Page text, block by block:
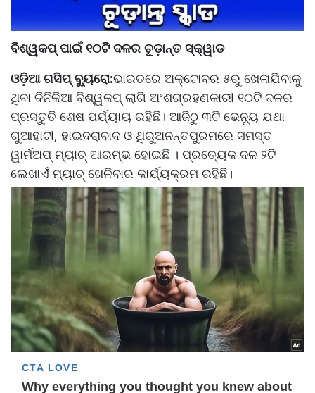
ବିଶ୍ୱକପ୍‌‌ ପାଇଁ ୧୦ଟି ଦଳର ଚୂଡ଼ାନ୍ତ ସ୍କ୍ୱାଡ
ଓଡ଼ିଆ ଗସିପ୍ ବ୍ୟୁରୋ:ଭାରତରେ ଅକ୍ଟୋବର ୫ରୁ ଖେଳାଯିବାକୁ
ଥିବା ଦିନିକିଆ ବିଶ୍ୱକପ୍‌‌ ଲାଗି ଅଂଶଗ୍ରହଣକାରୀ ୧୦ଟି ଦଳର
ପ୍ରସ୍ତୁତି ଶେଷ ପର୍ଯ୍ୟାୟ ରହିଛି। ଆଜିଠୁ ୩ଟି ଭେନ୍ୟୁ ଯଥା
ଗୁଆହାଟୀ, ହାଇଦରାବାଦ ଓ ଥିରୁଅନନ୍ତପୁରମରେ ସମସ୍ତ
ୱାର୍ମଅପ୍‌‌ ମ୍ୟାଚ୍‌‌ ଆରମ୍ଭ ହୋଇଛି । ପ୍ରତ୍ୟେକ ଦଳ ୨ଟି
ଲେଖାଏଁ ମ୍ୟାଚ୍‌‌ ଖେଳିବାର କାର୍ଯ୍ୟକ୍ରମ ରହିଛି।